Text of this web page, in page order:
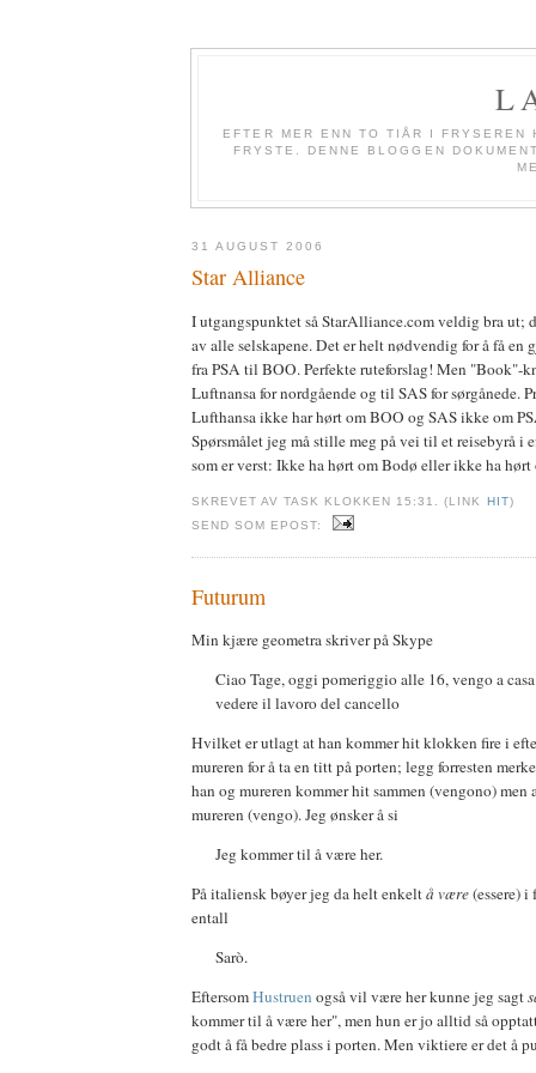
EFTER MER ENN TO TIÅR I
FRYSTE. DENNE BLOGGEN
31 AUGUST 2006
Star Alliance
I utgangspunktet så StarAlliance.com veldig bra ut;
av alle selskapene. Det er helt nødvendig for å få en
fra PSA til BOO. Perfekte ruteforslag! Men "Book"-
Luftnansa for nordgående og til SAS for sørgånede.
Lufthansa ikke har hørt om BOO og SAS ikke om
Spørsmålet jeg må stille meg på vei til et reisebyrå i
som er verst: Ikke ha hørt om Bodø eller ikke ha hørt
SKREVET AV TASK KLOKKEN 15:31. (LINK HIT)
SEND SOM EPOST:
Futurum
Min kjære geometra skriver på Skype
Ciao Tage, oggi pomeriggio alle 16, vengo a
vedere il lavoro del cancello
Hvilket er utlagt at han kommer hit klokken fire i
mureren for å ta en titt på porten; legg forresten
han og mureren kommer hit sammen (vengono) men
mureren (vengo). Jeg ønsker å si
Jeg kommer til å være her.
På italiensk bøyer jeg da helt enkeltå være(essere) i
entall
Sarò.
EftersomHustruen også vil være her kunne jeg sagt
kommer til å være her", men hun er jo alltid så
godt å få bedre plass i porten. Men viktiere er det å